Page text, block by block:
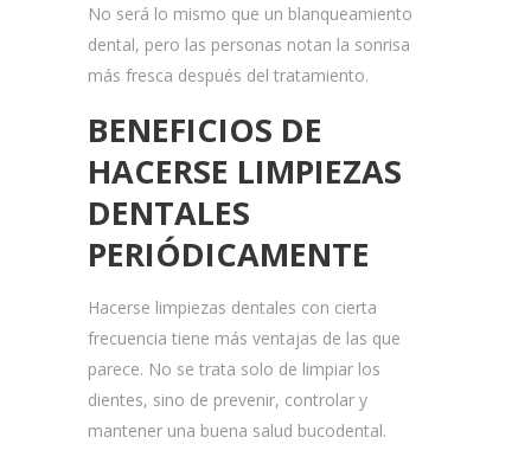
No será lo mismo que un blanqueamiento
dental, pero las personas notan la sonrisa
más fresca después del tratamiento.
BENEFICIOS DE
HACERSE LIMPIEZAS
DENTALES
PERIÓDICAMENTE
Hacerse limpiezas dentales con cierta
frecuencia tiene más ventajas de las que
parece. No se trata solo de limpiar los
dientes, sino de prevenir, controlar y
mantener una buena salud bucodental.